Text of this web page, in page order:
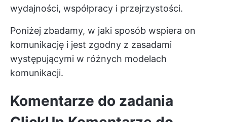
wydajności, współpracy i przejrzystości.
Poniżej zbadamy, w jaki sposób wspiera on
komunikację i jest zgodny z zasadami
występującymi w różnych modelach
komunikacji.
Komentarze do zadania